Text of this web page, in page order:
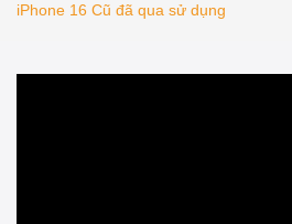
iPhone 16 Cũ đã qua sử dụng